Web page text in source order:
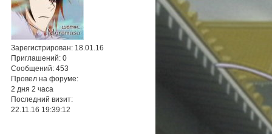
Зарегистрирован: 18.01.16
Приглашений: 0
Сообщений: 453
Провел на форуме:
2 дня 2 часа
Последний визит:
22.11.16 19:39:12